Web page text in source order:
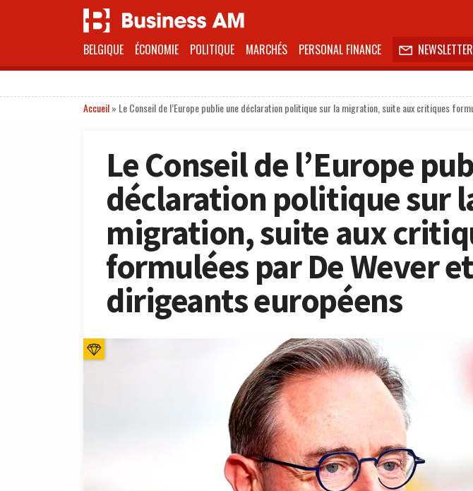
BELGIQUE ÉCONOMIE POLITIQUE MARCHÉS PERSONAL FINANCE 
Accueil» Le Conseil de l’Europe publie une déclaration politique sur la migration, suite aux critiques
Le Conseil de l’Europe
déclaration politique sur
migration, suite aux
formulées par De Wever
dirigeants européens